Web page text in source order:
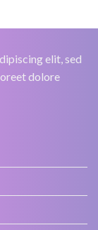
elit, sed
dolore